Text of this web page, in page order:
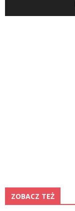
ZOBACZ TEŻ